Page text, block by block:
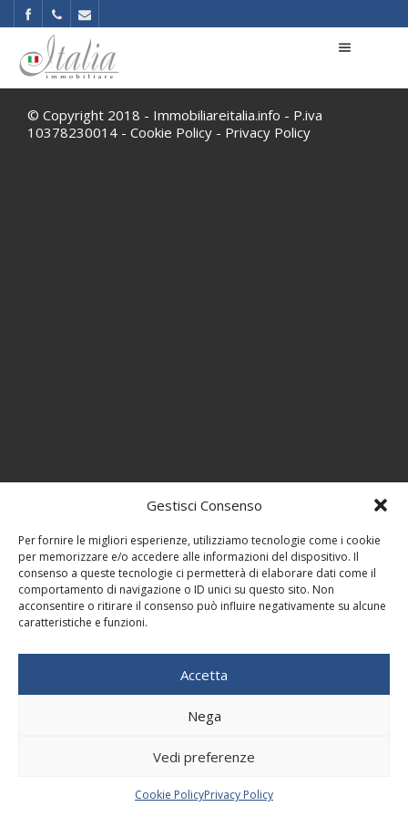
Gestisci Consenso
Per fornire le migliori esperienze, utilizziamo tecnologie come i cookie
per memorizzare e/o accedere alle informazioni del dispositivo. Il
consenso a queste tecnologie ci permetterà di elaborare dati come il
comportamento di navigazione o ID unici su questo sito. Non
acconsentire o ritirare il consenso può influire negativamente su alcune
caratteristiche e funzioni.
Accetta
Nega
Vedi preferenze
Cookie PolicyPrivacy Policy
© Copyright 2018 - Immobiliareitalia.info - P.iva
10378230014 - Cookie Policy - Privacy Policy